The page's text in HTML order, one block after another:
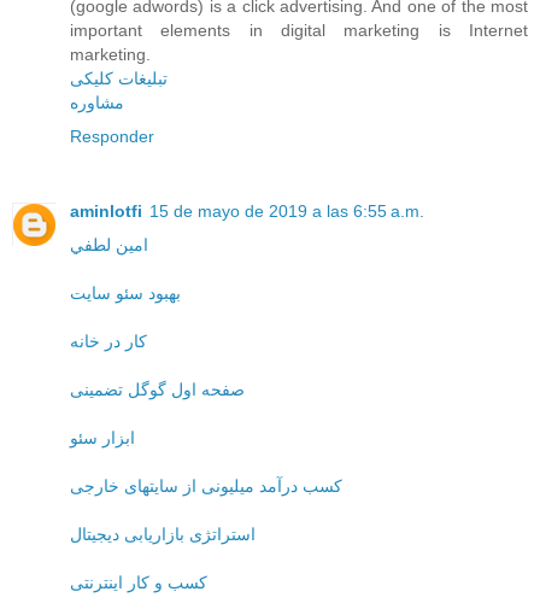
(google adwords) is a click advertising. And one of the most
important elements in digital marketing is Internet
marketing.
تبلیغات کلیکی
مشاوره
Responder
aminlotfi 15 de mayo de 2019 a las 6:55 a.m.
امين لطفي
بهبود سئو سایت
کار در خانه
صفحه اول گوگل تضمینی
ابزار سئو
کسب درآمد میلیونی از سایتهای خارجی
استراتژی بازاریابی دیجیتال
کسب و کار اینترنتی